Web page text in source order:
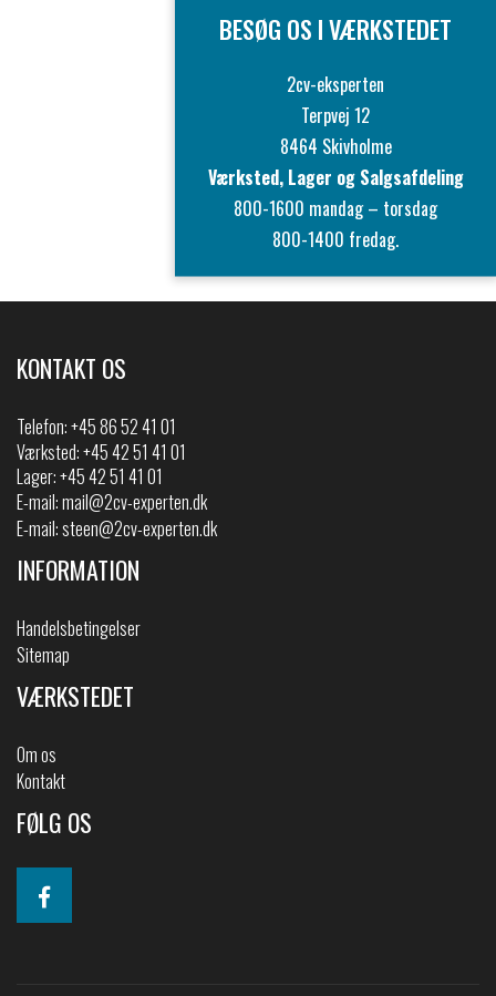
BESØG OS I VÆRKSTEDET
2cv-eksperten
Terpvej 12
8464 Skivholme
Værksted, Lager og Salgsafdeling
800-1600 mandag – torsdag
800-1400 fredag.
KONTAKT OS
Telefon:+45 86 52 41 01
Værksted: +45 42 51 41 01
Lager: +45 42 51 41 01
E-mail:mail@2cv-experten.dk
E-mail:steen@2cv-experten.dk
INFORMATION
Handelsbetingelser
Sitemap
VÆRKSTEDET
Om os
Kontakt
FØLG OS